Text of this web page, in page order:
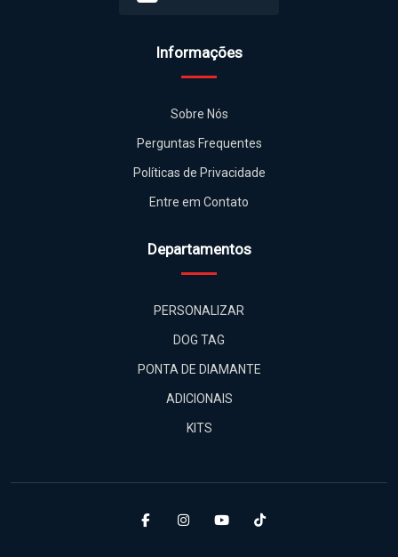
Informações
Sobre Nós
Perguntas Frequentes
Políticas de Privacidade
Entre em Contato
Departamentos
PERSONALIZAR
DOG TAG
PONTA DE DIAMANTE
ADICIONAIS
KITS